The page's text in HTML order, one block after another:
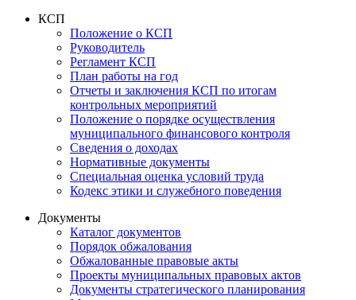
КСП
Положение о КСП
Руководитель
Регламент КСП
План работы на год
Отчеты и заключения КСП по итогам
контрольных мероприятий
Положение о порядке осуществления
муниципального финансового контроля
Сведения о доходах
Нормативные документы
Специальная оценка условий труда
Кодекс этики и служебного поведения
Документы
Каталог документов
Порядок обжалования
Обжалованные правовые акты
Проекты муниципальных правовых актов
Документы стратегического планирования